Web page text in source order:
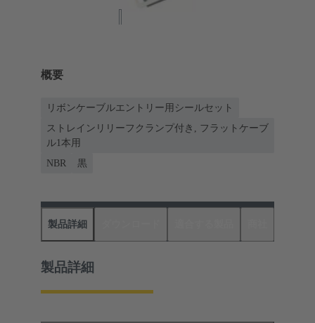
概要
リボンケーブルエントリー用シールセット
ストレインリリーフクランプ付き, フラットケーブ
ル1本用
NBR
黒
製品詳細
製品詳細